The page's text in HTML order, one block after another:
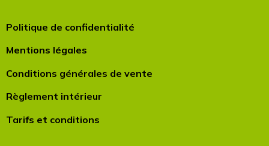
Politique de confidentialité
Mentions légales
Conditions générales de vente
Règlement intérieur
Tarifs et conditions